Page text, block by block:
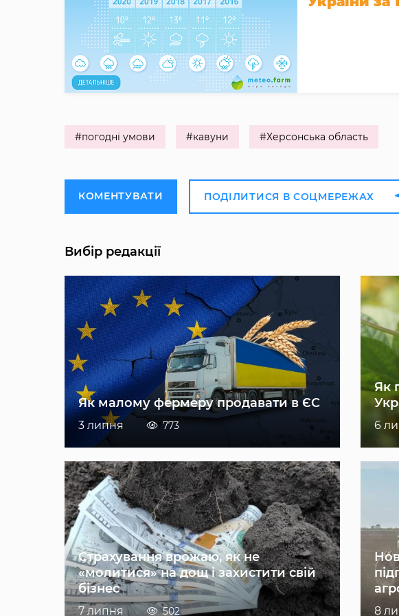
#погодні умови #кавуни #Херсонська область
КОМЕНТУВАТИ ПОДІЛИТИСЯ В СОЦМЕРЕЖАХ
Вибір редакції
Як малому фермеру продавати в ЄС
3 липня 773
Як
6
Страхування врожаю, як не
«молитися» на дощ і захистити свій
бізнес
7 липня 502 8